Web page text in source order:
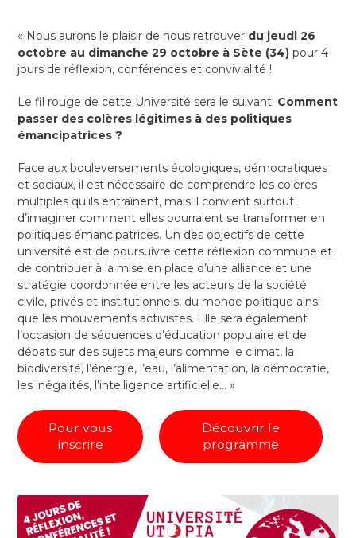
« Nous aurons le plaisir de nous retrouver du jeudi 26
octobre au dimanche 29 octobre à Sète (34) pour 4
jours de réflexion, conférences et convivialité !
Le fil rouge de cette Université sera le suivant: Comment
passer des colères légitimes à des politiques
émancipatrices ?
Face aux bouleversements écologiques, démocratiques
et sociaux, il est nécessaire de comprendre les colères
multiples qu’ils entraînent, mais il convient surtout
d’imaginer comment elles pourraient se transformer en
politiques émancipatrices. Un des objectifs de cette
université est de poursuivre cette réflexion commune et
de contribuer à la mise en place d’une alliance et une
stratégie coordonnée entre les acteurs de la société
civile, privés et institutionnels, du monde politique ainsi
que les mouvements activistes. Elle sera également
l’occasion de séquences d’éducation populaire et de
débats sur des sujets majeurs comme le climat, la
biodiversité, l’énergie, l’eau, l’alimentation, la démocratie,
les inégalités, l’intelligence artificielle… »
Pour vous
inscrire
Découvrir le
programme